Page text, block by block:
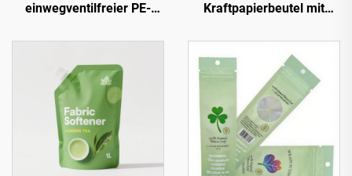
einwegventilfreier PE-
Beutel für Kaffee in Bulk
Kraftpapierbeutel mit
Boden Seitennaht
Kaffeeverpackung
Bohnenbeutel Kaffeetüte